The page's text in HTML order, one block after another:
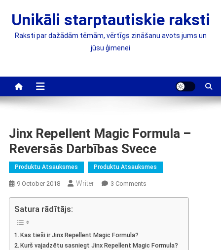
Unikāli starptautiskie raksti
Raksti par dažādām tēmām, vērtīgs zināšanu avots jums un
jūsu ģimenei
Jinx Repellent Magic Formula –
Reversās Darbības Svece
Produktu Atsauksmes Produktu Atsauksmes
9 October 2018 Writer 3 CommentsOn
Satura rādītājs:
Kas tieši ir Jinx Repellent Magic Formula?
Kurš vajadzētu sasniegt Jinx Repellent Magic Formula?